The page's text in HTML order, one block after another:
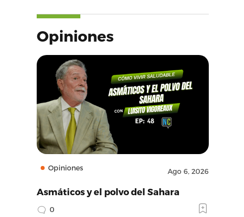
Opiniones
Opiniones Ago 6, 2026
Asmáticos y el polvo del Sahara
0